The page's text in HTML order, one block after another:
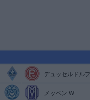
デュッセルドルフ
メッペン W